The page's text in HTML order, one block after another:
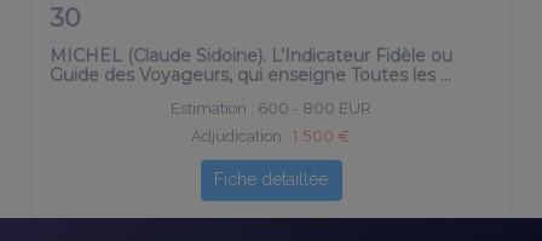
MICHEL (Claude Sidoine). L’Indicateur Fidèle ou
Guide des Voyageurs, qui enseigne Toutes les …
Estimation : 600 - 800 EUR
Adjudication : 1 500 €